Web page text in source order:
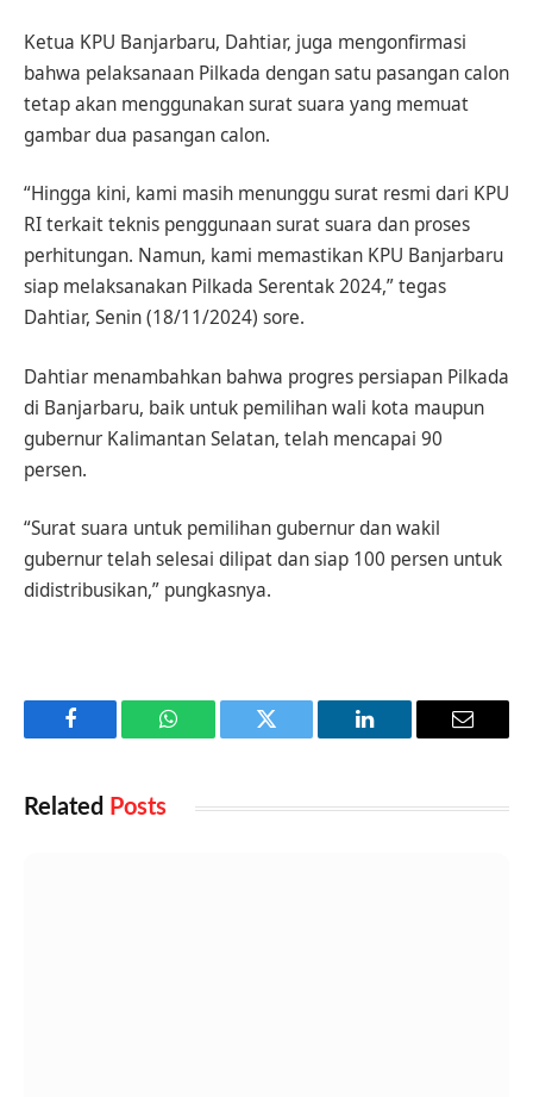
Ketua KPU Banjarbaru, Dahtiar, juga mengonfirmasi
bahwa pelaksanaan Pilkada dengan satu pasangan calon
tetap akan menggunakan surat suara yang memuat
gambar dua pasangan calon.
“Hingga kini, kami masih menunggu surat resmi dari KPU
RI terkait teknis penggunaan surat suara dan proses
perhitungan. Namun, kami memastikan KPU Banjarbaru
siap melaksanakan Pilkada Serentak 2024,” tegas
Dahtiar, Senin (18/11/2024) sore.
Dahtiar menambahkan bahwa progres persiapan Pilkada
di Banjarbaru, baik untuk pemilihan wali kota maupun
gubernur Kalimantan Selatan, telah mencapai 90
persen.
“Surat suara untuk pemilihan gubernur dan wakil
gubernur telah selesai dilipat dan siap 100 persen untuk
didistribusikan,” pungkasnya.
Facebook WhatsApp Twitter LinkedIn Email
Related Posts